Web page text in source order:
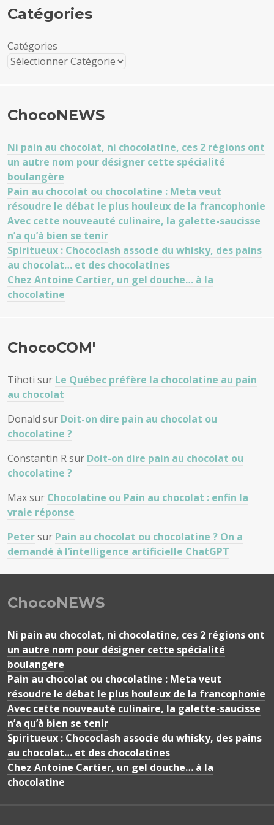
Catégories
Catégories
ChocoNEWS
Ni pain au chocolat, ni chocolatine, ces 2 régions ont
un autre nom pour désigner cette spécialité
boulangère
Pain au chocolat ou chocolatine : Meta veut
résoudre le débat le plus houleux de la francophonie
Avec cette nouveauté culinaire, la galette-saucisse
n’a qu’à bien se tenir
Spiritueux : Chococlash associe du whisky, des pains
au chocolat… et des chocolatines
Chez Antoine Cartier, un gel douche… à la
chocolatine
ChocoCOM'
Tihoti sur Le Québec préfère la chocolatine au pain
au chocolat
Donald sur Doit-on dire pain au chocolat ou
chocolatine ?
Constantin Rsur Doit-on dire pain au chocolat ou
chocolatine ?
Maxsur Chocolatine ou Pain au chocolat : enfin la
vraie réponse
Petersur Pain au chocolat ou chocolatine ? On a
demandé à l’intelligence artificielle ChatGPT
ChocoNEWS
Ni pain au chocolat, ni chocolatine, ces 2 régions ont
un autre nom pour désigner cette spécialité
boulangère
Pain au chocolat ou chocolatine : Meta veut
résoudre le débat le plus houleux de la francophonie
Avec cette nouveauté culinaire, la galette-saucisse
n’a qu’à bien se tenir
Spiritueux : Chococlash associe du whisky, des pains
au chocolat… et des chocolatines
Chez Antoine Cartier, un gel douche… à la
chocolatine